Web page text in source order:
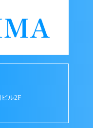
する行為
バシー権、氏名
行為、またはそ
ル2F